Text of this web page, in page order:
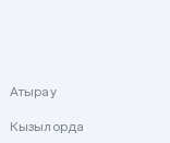
Атырау
Кызылорда